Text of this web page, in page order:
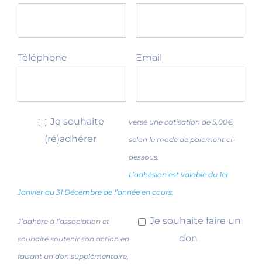
Téléphone Email
Je souhaite
(ré)adhérer
verse une cotisation de 5,00€
selon le mode de paiement ci-
dessous.
L’adhésion est valable du 1er
Janvier au 31 Décembre de l’année en cours.
Je souhaite faire un
don
J’adhère à l’association et
souhaite soutenir son action en
faisant un don supplémentaire,